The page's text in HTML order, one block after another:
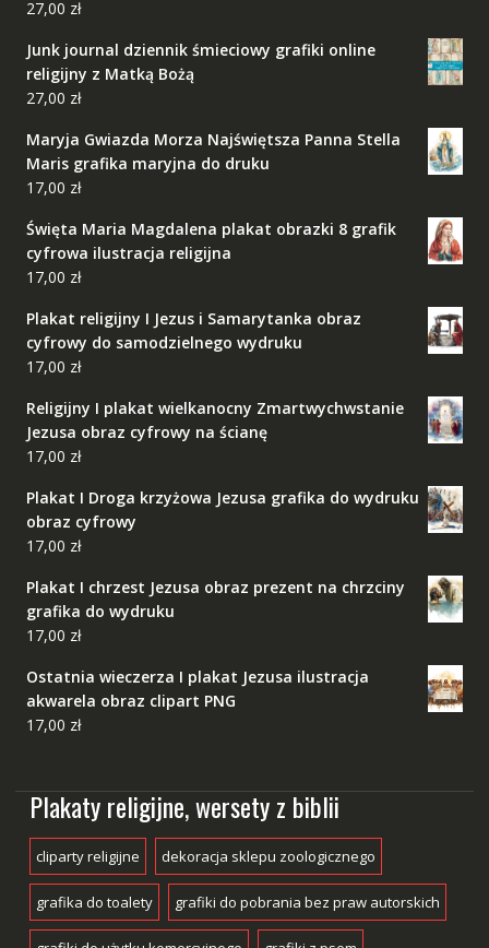
27,00 zł
Junk journal dziennik śmieciowy grafiki online
religijny z Matką Bożą
27,00 zł
Maryja Gwiazda Morza Najświętsza Panna Stella
Maris grafika maryjna do druku
17,00 zł
Święta Maria Magdalena plakat obrazki 8 grafik
cyfrowa ilustracja religijna
17,00 zł
Plakat religijny I Jezus i Samarytanka obraz
cyfrowy do samodzielnego wydruku
17,00 zł
Religijny I plakat wielkanocny Zmartwychwstanie
Jezusa obraz cyfrowy na ścianę
17,00 zł
Plakat I Droga krzyżowa Jezusa grafika do wydruku
obraz cyfrowy
17,00 zł
Plakat I chrzest Jezusa obraz prezent na chrzciny
grafika do wydruku
17,00 zł
Ostatnia wieczerza I plakat Jezusa ilustracja
akwarela obraz clipart PNG
17,00 zł
Plakaty religijne, wersety z biblii
cliparty religijne dekoracja sklepu zoologicznego
grafika do toalety grafiki do pobrania bez praw autorskich